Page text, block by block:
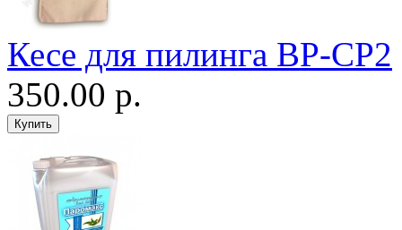
Кесе для пилинга ВР-CP2
350.00 р.